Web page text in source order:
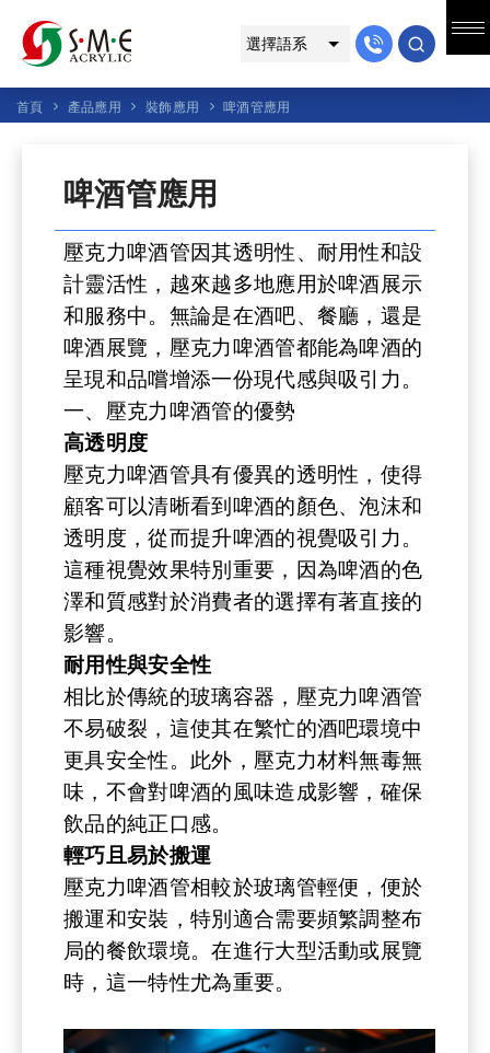
首頁 產品應用 裝飾應用 啤酒管應用
啤酒管應用
壓克力啤酒管因其透明性、耐用性和設
計靈活性，越來越多地應用於啤酒展示
和服務中。無論是在酒吧、餐廳，還是
啤酒展覽，壓克力啤酒管都能為啤酒的
呈現和品嚐增添一份現代感與吸引力。
一、壓克力啤酒管的優勢
高透明度
壓克力啤酒管具有優異的透明性，使得
顧客可以清晰看到啤酒的顏色、泡沫和
透明度，從而提升啤酒的視覺吸引力。
這種視覺效果特別重要，因為啤酒的色
澤和質感對於消費者的選擇有著直接的
影響。
耐用性與安全性
相比於傳統的玻璃容器，壓克力啤酒管
不易破裂，這使其在繁忙的酒吧環境中
更具安全性。此外，壓克力材料無毒無
味，不會對啤酒的風味造成影響，確保
飲品的純正口感。
輕巧且易於搬運
壓克力啤酒管相較於玻璃管輕便，便於
搬運和安裝，特別適合需要頻繁調整布
局的餐飲環境。在進行大型活動或展覽
時，這一特性尤為重要。